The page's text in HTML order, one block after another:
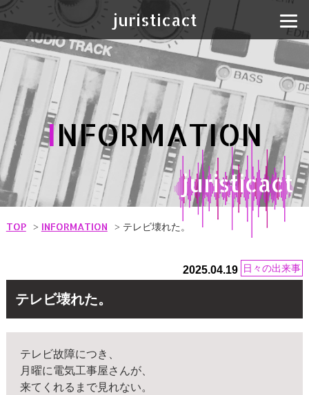
juristicact
INFORMATION
juristicact
TOP INFORMATION テレビ壊れた。
2025.04.19 日々の出来事
テレビ壊れた。
テレビ故障につき、
月曜に電気工事屋さんが、
来てくれるまで見れない。